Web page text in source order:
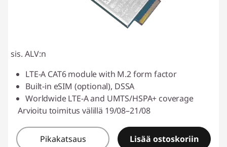
sis. ALV:n
LTE-A CAT6 module with M.2 form factor
Built-in eSIM (optional), DSSA
Worldwide LTE-A and UMTS/HSPA+ coverage
Arvioitu toimitus välillä 19/08–21/08
Pikakatsaus Lisää ostoskoriin